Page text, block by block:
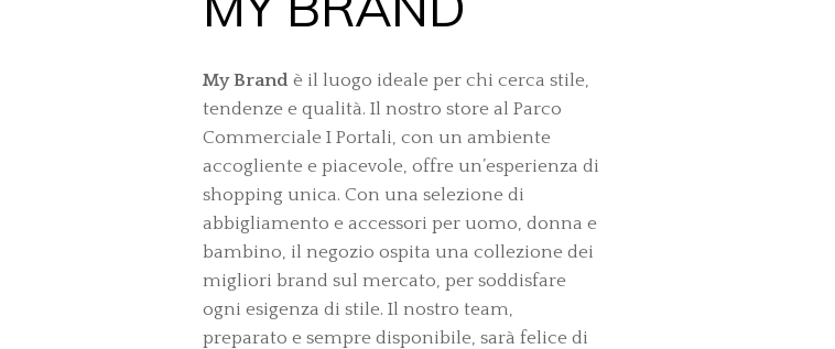
My Brand è il luogo ideale per chi cerca stile,
tendenze e qualità. Il nostro store al Parco
Commerciale I Portali, con un ambiente
accogliente e piacevole, offre un’esperienza di
shopping unica. Con una selezione di
abbigliamento e accessori per uomo, donna e
bambino, il negozio ospita una collezione dei
migliori brand sul mercato, per soddisfare
ogni esigenza di stile. Il nostro team,
preparato e sempre disponibile, sarà felice di